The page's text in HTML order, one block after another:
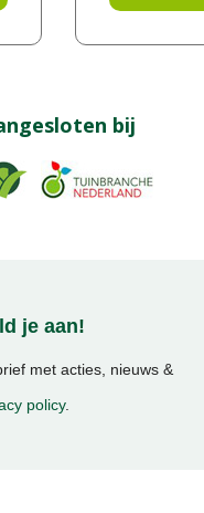
bij
je aan!
met acties, nieuws &
policy.